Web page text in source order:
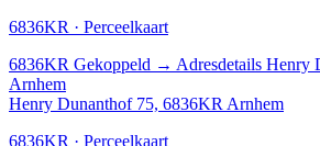
6836KR · Perceelkaart
6836KR Gekoppeld → Adresdetails Henry
Arnhem
Henry Dunanthof 75, 6836KR Arnhem
6836KR · Perceelkaart